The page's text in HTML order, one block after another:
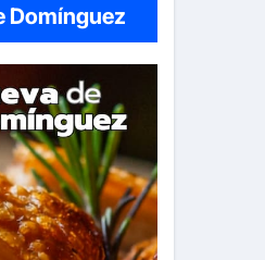
Domínguez